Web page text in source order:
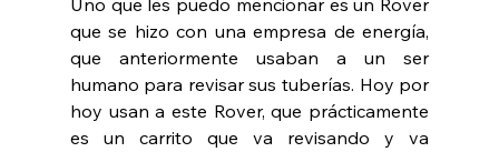
Uno que les puedo mencionar es un Rover
que se hizo con una empresa de energía,
que anteriormente usaban a un ser
humano para revisar sus tuberías. Hoy por
hoy usan a este Rover, que prácticamente
es un carrito que va revisando y va